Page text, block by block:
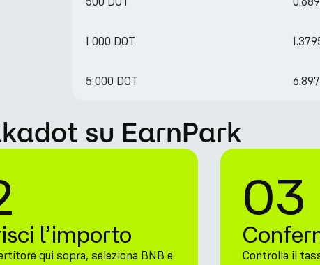
1 000 DOT
5 000 DOT
su EarnPark
l’importo
qui sopra, seleziona BNB e
03
Controlla il